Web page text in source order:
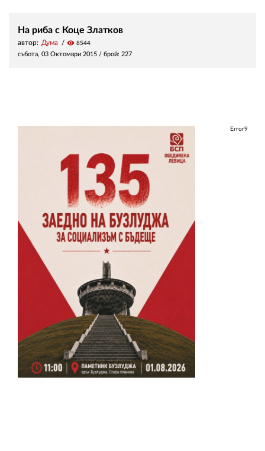
На риба с Коце Златков
автор: Дума visibility 8544
събота, 03 Октомври 2015 / брой: 227
Error9